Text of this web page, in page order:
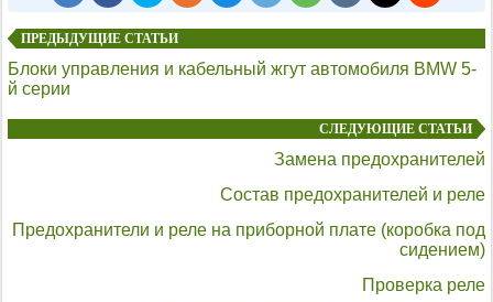
ПРЕДЫДУЩИЕ СТАТЬИ
Блоки управления и кабельный жгут автомобиля BMW 5-
й серии
СЛЕДУЮЩИЕ СТАТЬИ
Замена предохранителей
Состав предохранителей и реле
Предохранители и реле на приборной плате (коробка под
сидением)
Проверка реле